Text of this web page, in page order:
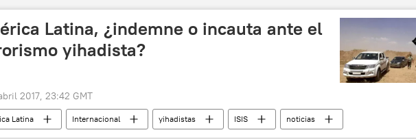
Latina, ¿indemne o incauta ante el
yihadista?
2017, 23:42 GMT
Latina Internacional yihadistas ISIS noticias